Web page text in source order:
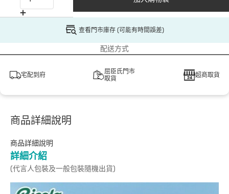
查看門市庫存 (可能有時間誤差)
配送方式
宅配到府
屈臣氏門市
取貨
超商取貨
商品詳細說明
商品詳細說明
詳細介紹
(代言人包裝及一般包裝隨機出貨)